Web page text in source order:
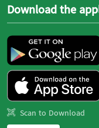
Download the
Scan to Download